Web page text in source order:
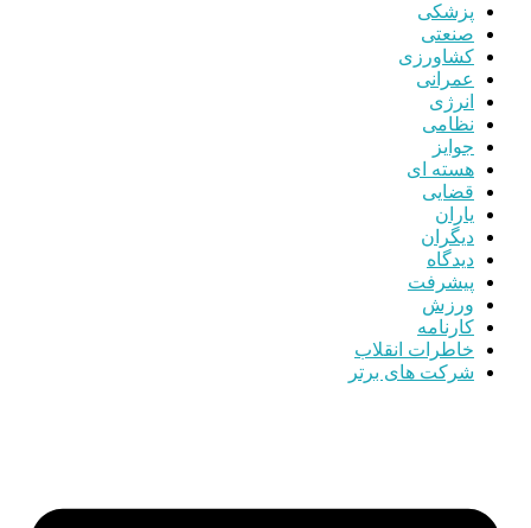
پزشکی
صنعتی
کشاورزی
عمرانی
انرژی
نظامی
جوایز
هسته ای
قضایی
یاران
دیگران
دیدگاه
پیشرفت
ورزش
کارنامه
خاطرات انقلاب
شرکت های برتر